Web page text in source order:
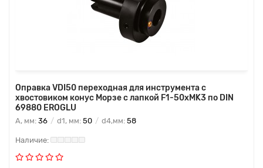
Оправка VDI50 переходная для инструмента с
хвостовиком конус Морзе с лапкой F1-50хMK3 по DIN
69880 EROGLU
A, мм: 36 d1, мм: 50 d4,мм: 58